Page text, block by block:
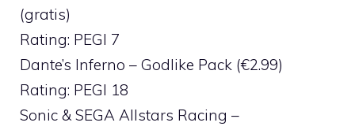
(gratis)
Rating: PEGI 7
Dante’s Inferno – Godlike Pack (€2.99)
Rating: PEGI 18
Sonic & SEGA Allstars Racing –